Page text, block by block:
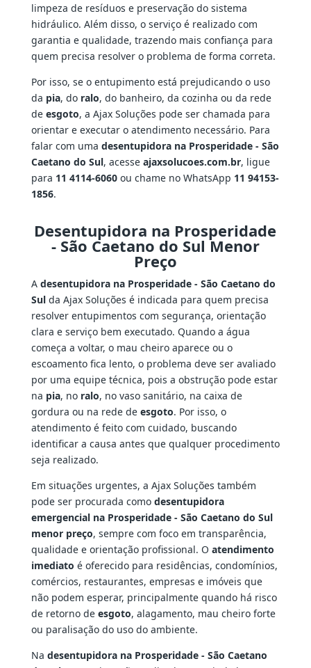
limpeza de resíduos e preservação do sistema
hidráulico. Além disso, o serviço é realizado com
garantia e qualidade, trazendo mais confiança para
quem precisa resolver o problema de forma correta.
Por isso, se o entupimento está prejudicando o uso
da pia, do ralo, do banheiro, da cozinha ou da rede
de esgoto, a Ajax Soluções pode ser chamada para
orientar e executar o atendimento necessário. Para
falar com uma desentupidora na Prosperidade - São
Caetano do Sul, acesse ajaxsolucoes.com.br, ligue
para 11 4114-6060ou chame no WhatsApp 11 94153-
1856.
Desentupidora na Prosperidade
- São Caetano do Sul Menor
Preço
A desentupidora na Prosperidade - São Caetano do
Sulda Ajax Soluções é indicada para quem precisa
resolver entupimentos com segurança, orientação
clara e serviço bem executado. Quando a água
começa a voltar, o mau cheiro aparece ou o
escoamento fica lento, o problema deve ser avaliado
por uma equipe técnica, pois a obstrução pode estar
na pia, no ralo, no vaso sanitário, na caixa de
gordura ou na rede de esgoto. Por isso, o
atendimento é feito com cuidado, buscando
identificar a causa antes que qualquer procedimento
seja realizado.
Em situações urgentes, a Ajax Soluções também
pode ser procurada como desentupidora
emergencial na Prosperidade - São Caetano do Sul
menor preço, sempre com foco em transparência,
qualidade e orientação profissional. O atendimento
imediato é oferecido para residências, condomínios,
comércios, restaurantes, empresas e imóveis que
não podem esperar, principalmente quando há risco
de retorno de esgoto, alagamento, mau cheiro forte
ou paralisação do uso do ambiente.
Na desentupidora na Prosperidade - São Caetano